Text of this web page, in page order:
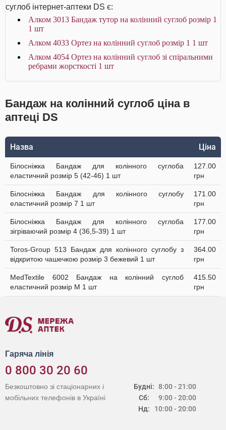
суглоб інтернет-аптеки DS є:
Алком 3013 Бандаж тутор на колінний суглоб розмір 1
1 шт
Алком 4033 Ортез на колінний суглоб розмір 1 1 шт
Алком 4054 Ортез на колінний суглоб зі спіральними
ребрами жорсткості 1 шт
Бандаж на колінний суглоб ціна в
аптеці DS
Назва Ціна
Білосніжка Бандаж для колінного суглоба
еластичний розмір 5 (42-46) 1 шт
127.00
грн
Білосніжка Бандаж для колінного суглобу
еластичний розмір 7 1 шт
171.00
грн
Білосніжка Бандаж для колінного суглоба
зігріваючий розмір 4 (36,5-39) 1 шт
177.00
грн
Toros-Group 513 Бандаж для колінного суглобу з
відкритою чашечкою розмір 3 бежевий 1 шт
364.00
грн
MedTextile 6002 Бандаж на колінний суглоб
еластичний розмір M 1 шт
415.50
грн
Гаряча лінія
0 800 30 20 60
Будні:
Сб:
Нд:
8:00 - 21:00
9:00 - 20:00
10:00 - 20:00
Безкоштовно зі стаціонарних і
мобільних телефонів в Україні